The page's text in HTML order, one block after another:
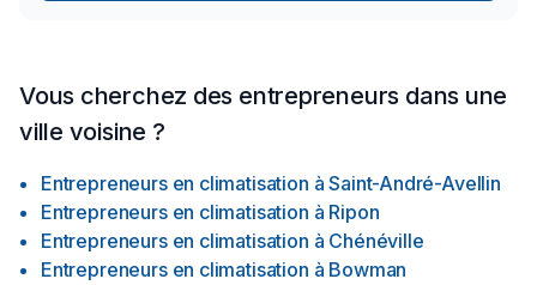
Vous cherchez des entrepreneurs dans une
ville voisine ?
Entrepreneurs en climatisation à Saint-André-Avellin
Entrepreneurs en climatisation à Ripon
Entrepreneurs en climatisation à Chénéville
Entrepreneurs en climatisation à Bowman